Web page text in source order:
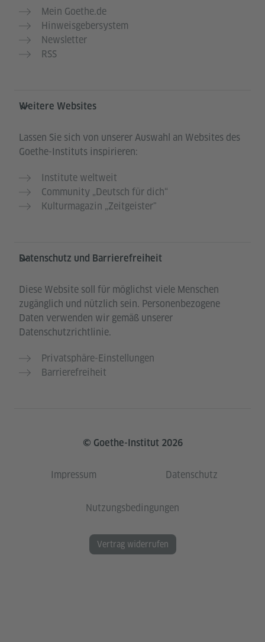
Mein Goethe.de
Hinweisgebersystem
Newsletter
RSS
Weitere Websites
Lassen Sie sich von unserer Auswahl an Websites des
Goethe-Instituts inspirieren:
Institute weltweit
Community „Deutsch für dich“
Kulturmagazin „Zeitgeister"
Datenschutz und Barrierefreiheit
Diese Website soll für möglichst viele Menschen
zugänglich und nützlich sein. Personenbezogene
Daten verwenden wir gemäß unserer
Datenschutzrichtlinie.
Privatsphäre-Einstellungen
Barrierefreiheit
© Goethe-Institut 2026
Impressum Datenschutz
Nutzungsbedingungen
Vertrag widerrufen